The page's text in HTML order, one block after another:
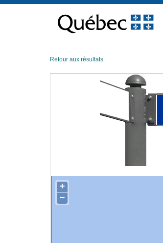
contenu
Retour aux résultats
+
−